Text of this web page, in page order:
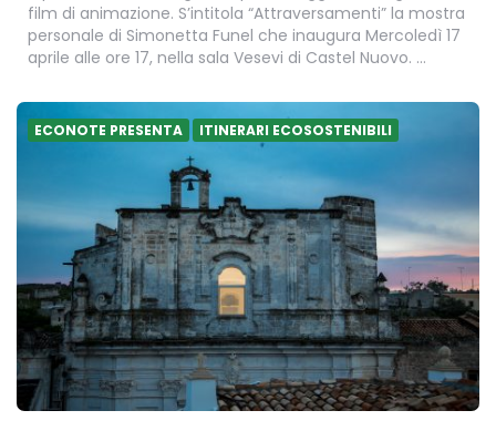
film di animazione. S’intitola “Attraversamenti” la mostra
personale di Simonetta Funel che inaugura Mercoledì 17
aprile alle ore 17, nella sala Vesevi di Castel Nuovo. …
ECONOTE PRESENTA ITINERARI ECOSOSTENIBILI